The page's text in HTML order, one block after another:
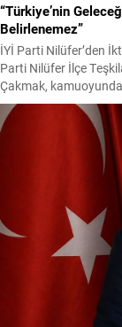
“Türkiye’nin
Belirlenemez”
İYİ Parti Nilüfer’den
Parti Nilüfer İlçe
Çakmak,
Türkiye Büyük Millet
tartışmaları
terörle mücadele